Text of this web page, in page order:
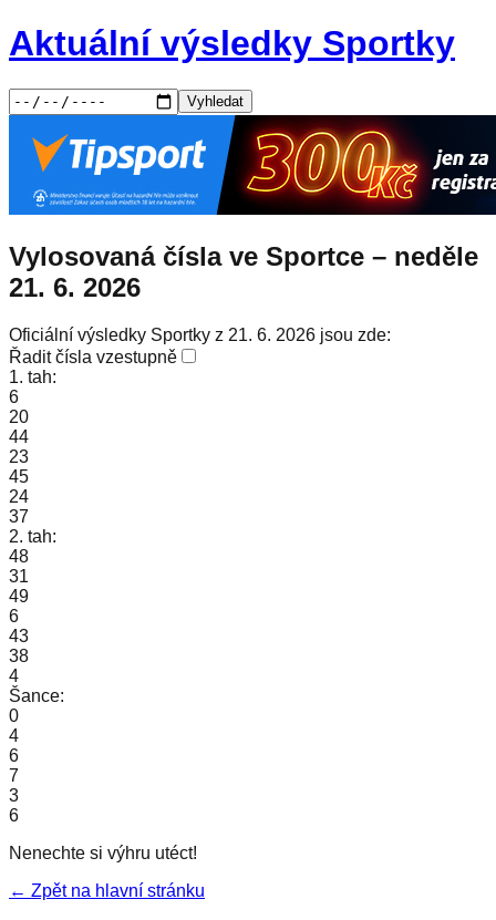
Aktuální výsledky Sportky
Vyhledat
Vylosovaná čísla ve Sportce – neděle
21. 6. 2026
Oficiální výsledky Sportky z 21. 6. 2026 jsou zde:
Řadit čísla vzestupně
1. tah:
6
20
44
23
45
24
37
2. tah:
48
31
49
6
43
38
4
Šance:
0
4
6
7
3
6
Nenechte si výhru utéct!
← Zpět na hlavní stránku